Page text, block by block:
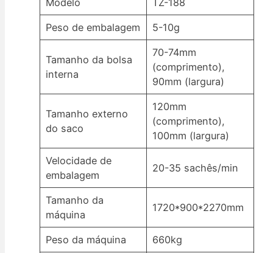
Peso de embalagem 5-10g
Tamanho da bolsa
interna
70-74mm
(comprimento),
90mm (largura)
Tamanho externo
do saco
120mm
(comprimento),
100mm (largura)
Velocidade de
embalagem
20-35 sachês/min
Tamanho da
máquina
1720*900*2270mm
Peso da máquina 660kg